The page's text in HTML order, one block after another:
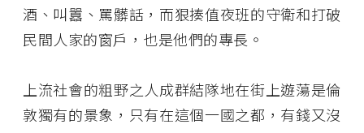
酒、叫囂、罵髒話，而狠揍值夜班的守衛和打破
民間人家的窗戶，也是他們的專長。
上流社會的粗野之人成群結隊地在街上遊蕩是倫
敦獨有的景象，只有在這個一國之都，有錢又沒